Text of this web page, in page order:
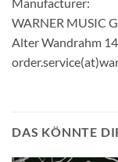
WARNER MUSIC
Alter Wandrahm
DAS KÖNNTE